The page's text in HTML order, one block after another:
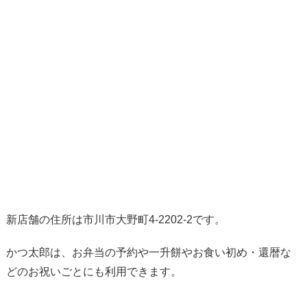
新店舗の住所は市川市大野町4-2202-2です。
かつ太郎は、お弁当の予約や一升餅やお食い初め・還暦な
どのお祝いごとにも利用できます。